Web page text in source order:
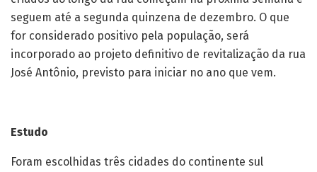
seguem até a segunda quinzena de dezembro. O que
for considerado positivo pela população, será
incorporado ao projeto definitivo de revitalização da rua
José Antônio, previsto para iniciar no ano que vem.
Estudo
Foram escolhidas três cidades do continente sul